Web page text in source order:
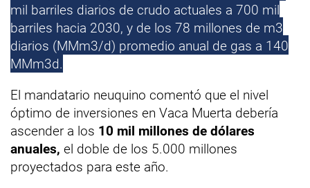
mil barriles diarios de crudo actuales a 700 mil
barriles hacia 2030, y de los 78 millones de m3
diarios (MMm3/d) promedio anual de gas a 140
MMm3d.
El mandatario neuquino comentó que el nivel
óptimo de inversiones en Vaca Muerta debería
ascender a los 10 mil millones de dólares
anuales, el doble de los 5.000 millones
proyectados para este año.